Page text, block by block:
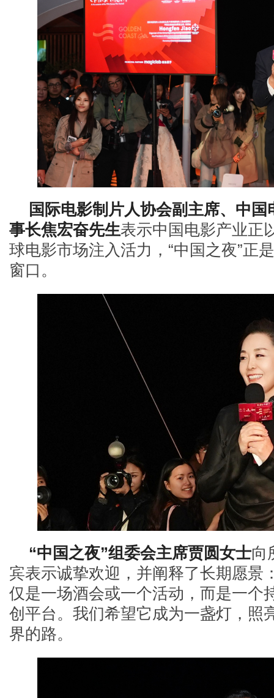
国际电影制片人协会副主席、中
事长焦宏奋先生表示中国电影产业正
球电影市场注入活力， “中国之夜”正
窗口。
“中国之夜”组委会主席贾圆女士向
宾表示诚挚欢迎，并阐释了长期愿景
仅是一场酒会或一个活动，而是一个
创平台。我们希望它成为一盏灯，照
界的路。